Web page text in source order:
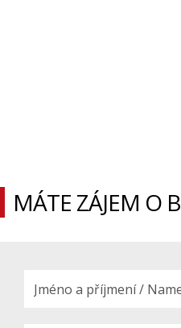
MÁTE ZÁJEM O